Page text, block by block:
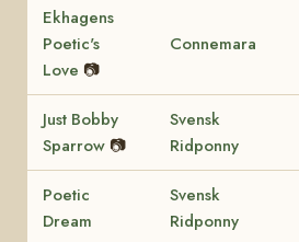
Ekhagens
Poetic's
Love 📷
Connemara
Just Bobby
Sparrow 📷
Svensk
Ridponny
Poetic
Dream
Svensk
Ridponny